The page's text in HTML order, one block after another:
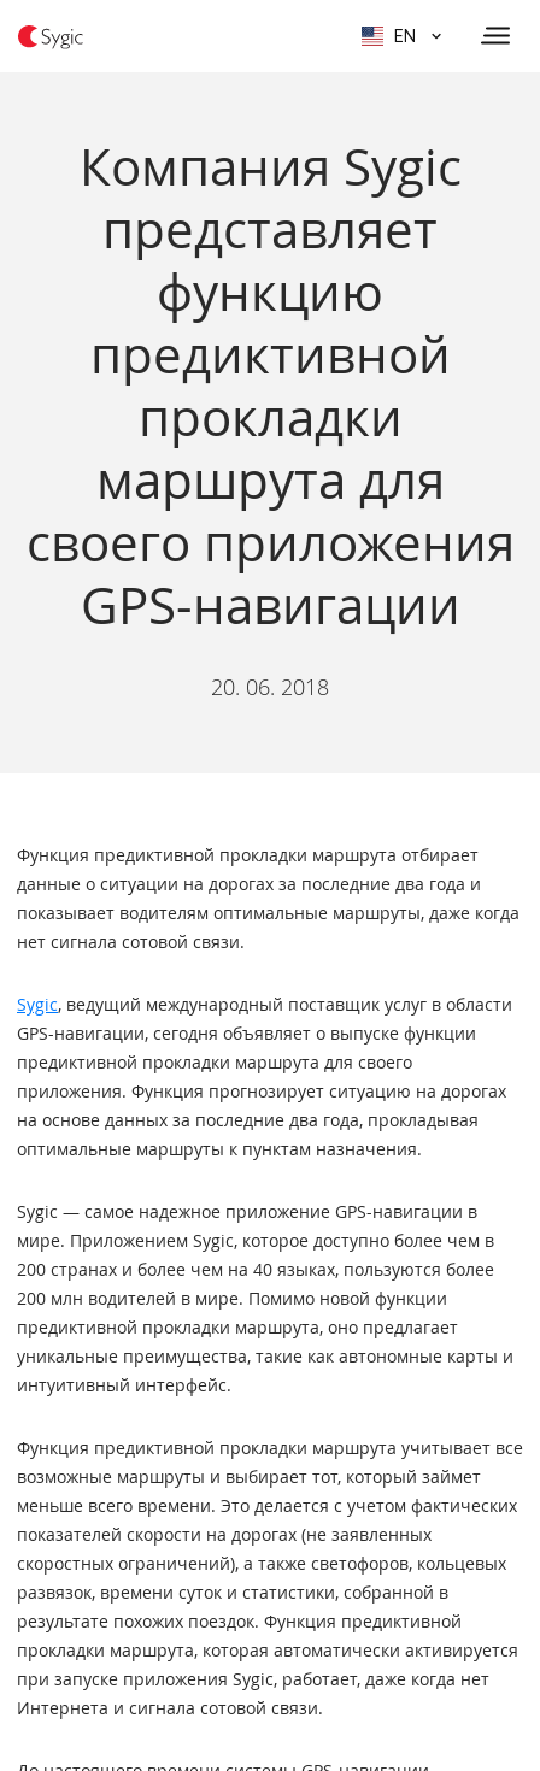
EN
Компания Sygic
представляет
функцию
предиктивной
прокладки
маршрута для
своего приложения
GPS-навигации
20. 06. 2018
Функция предиктивной прокладки маршрута отбирает
данные о ситуации на дорогах за последние два года и
показывает водителям оптимальные маршруты, даже когда
нет сигнала сотовой связи.
Sygic, ведущий международный поставщик услуг в области
GPS-навигации, сегодня объявляет о выпуске функции
предиктивной прокладки маршрута для своего
приложения. Функция прогнозирует ситуацию на дорогах
на основе данных за последние два года, прокладывая
оптимальные маршруты к пунктам назначения.
Sygic — самое надежное приложение GPS-навигации в
мире. Приложением Sygic, которое доступно более чем в
200 странах и более чем на 40 языках, пользуются более
200 млн водителей в мире. Помимо новой функции
предиктивной прокладки маршрута, оно предлагает
уникальные преимущества, такие как автономные карты и
интуитивный интерфейс.
Функция предиктивной прокладки маршрута учитывает все
возможные маршруты и выбирает тот, который займет
меньше всего времени. Это делается с учетом фактических
показателей скорости на дорогах (не заявленных
скоростных ограничений), а также светофоров, кольцевых
развязок, времени суток и статистики, собранной в
результате похожих поездок. Функция предиктивной
прокладки маршрута, которая автоматически активируется
при запуске приложения Sygic, работает, даже когда нет
Интернета и сигнала сотовой связи.